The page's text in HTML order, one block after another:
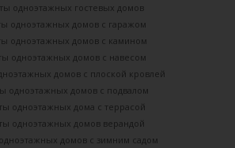
одноэтажных гостевых домов
одноэтажных домов с гаражом
одноэтажных домов с камином
одноэтажных домов с навесом
домов с плоской кровлей
одноэтажных домов с подвалом
одноэтажных дома с террасой
одноэтажных домов верандой
домов с зимним садом